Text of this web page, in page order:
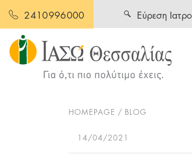
2410996000 Εύρεση
HOMEPAGE BLOG
14/04/2021